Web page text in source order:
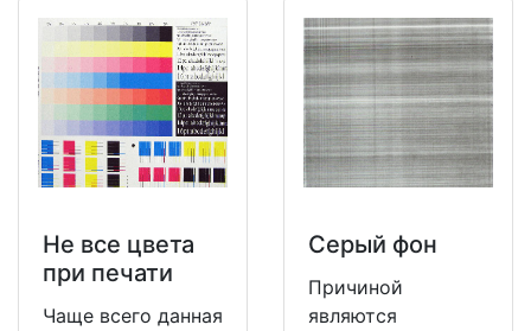
Не все цвета
при печати
Чаще всего данная
Серый фон
Причиной
являются